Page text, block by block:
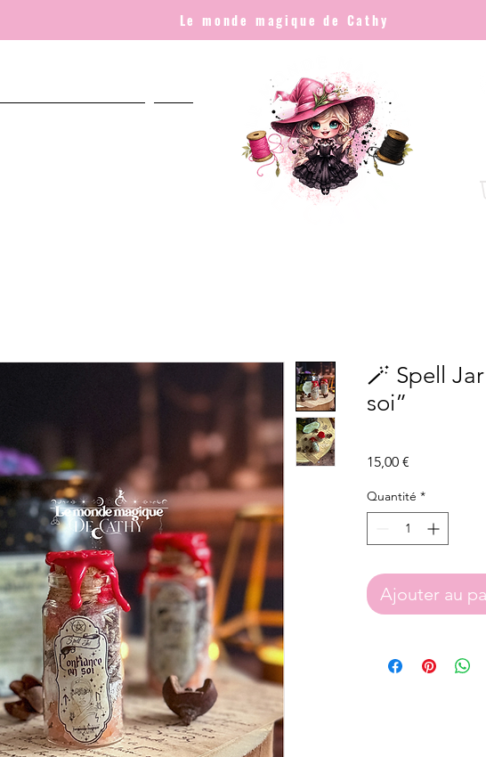
Le monde magique de Cathy
🪄 Spell
soi”
15,00 €
Quantité *
Ajouter au